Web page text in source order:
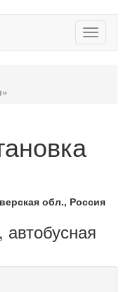
обл., Россия
автобусная